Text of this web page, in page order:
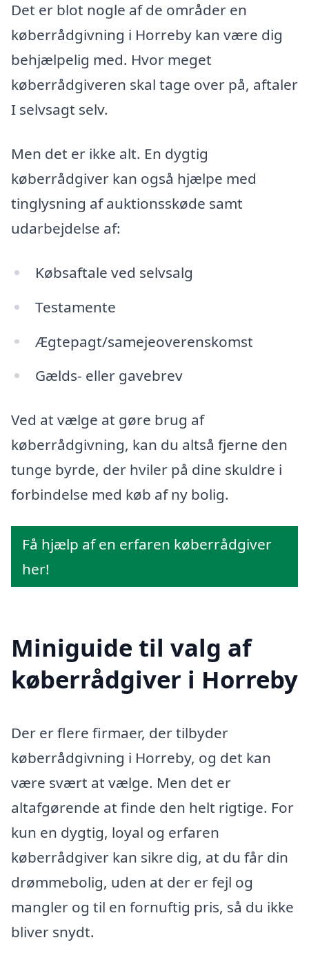
Det er blot nogle af de områder en
køberrådgivning i Horreby kan være dig
behjælpelig med. Hvor meget
køberrådgiveren skal tage over på, aftaler
I selvsagt selv.
Men det er ikke alt. En dygtig
køberrådgiver kan også hjælpe med
tinglysning af auktionsskøde samt
udarbejdelse af:
Købsaftale ved selvsalg
Testamente
Ægtepagt/samejeoverenskomst
Gælds- eller gavebrev
Ved at vælge at gøre brug af
køberrådgivning, kan du altså fjerne den
tunge byrde, der hviler på dine skuldre i
forbindelse med køb af ny bolig.
Få hjælp af en erfaren køberrådgiver
her!
Miniguide til valg af
køberrådgiver i Horreby
Der er flere firmaer, der tilbyder
køberrådgivning i Horreby, og det kan
være svært at vælge. Men det er
altafgørende at finde den helt rigtige. For
kun en dygtig, loyal og erfaren
køberrådgiver kan sikre dig, at du får din
drømmebolig, uden at der er fejl og
mangler og til en fornuftig pris, så du ikke
bliver snydt.